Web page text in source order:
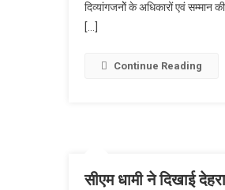
दिव्यांगजनोें के अधिकारों एवं सम्मान
[…]
Continue Reading
सीएम धामी ने दिखाई